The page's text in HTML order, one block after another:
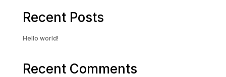
Recent Posts
Hello world!
Recent Comments